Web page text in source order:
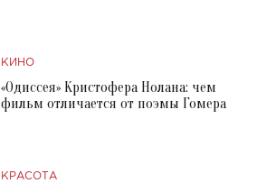
КИНО
«Одиссея» Кристофера Нолана: чем
фильм отличается от поэмы Гомера
КРАСОТА